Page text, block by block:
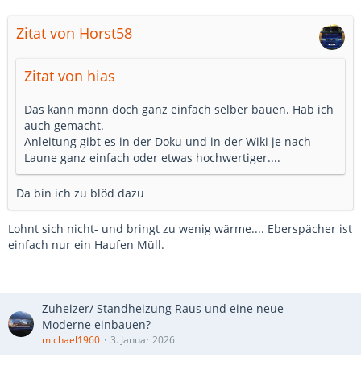
Zitat von Horst58
Zitat von hias
Das kann mann doch ganz einfach selber bauen. Hab ich
auch gemacht.
Anleitung gibt es in der Doku und in der Wiki je nach
Laune ganz einfach oder etwas hochwertiger....
Da bin ich zu blöd dazu
Lohnt sich nicht- und bringt zu wenig wärme.... Eberspächer ist
einfach nur ein Haufen Müll.
Zuheizer/ Standheizung Raus und eine neue
Moderne einbauen?
michael1960 3. Januar 2026